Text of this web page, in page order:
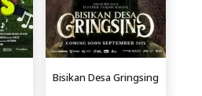
Bisikan Desa Gringsing